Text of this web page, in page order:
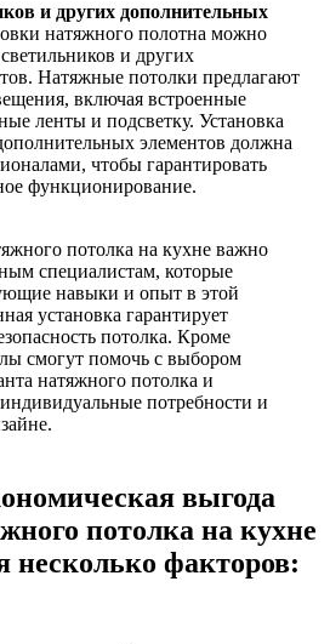
и других дополнительных
натяжного полотна можно
и других
Натяжные потолки предлагают
включая встроенные
ленты и подсветку. Установка
элементов должна
чтобы гарантировать
функционирование.
потолка на кухне важно
специалистам, которые
навыки и опыт в этой
установка гарантирует
потолка. Кроме
смогут помочь с выбором
натяжного потолка и
потребности и
выгода
потолка на кухне
несколько факторов: